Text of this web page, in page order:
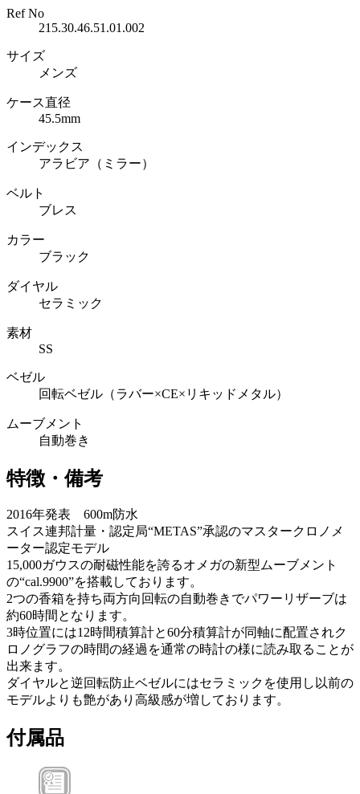
Ref No
215.30.46.51.01.002
サイズ
メンズ
ケース直径
45.5mm
インデックス
アラビア（ミラー）
ベルト
ブレス
カラー
ブラック
ダイヤル
セラミック
素材
SS
ベゼル
回転ベゼル（ラバー×CE×リキッドメタル）
ムーブメント
自動巻き
特徴・備考
2016年発表 600m防水
スイス連邦計量・認定局“METAS”承認のマスタークロノメ
ーター認定モデル
15,000ガウスの耐磁性能を誇るオメガの新型ムーブメント
の“cal.9900”を搭載しております。
2つの香箱を持ち両方向回転の自動巻きでパワーリザーブは
約60時間となります。
3時位置には12時間積算計と60分積算計が同軸に配置されク
ロノグラフの時間の経過を通常の時計の様に読み取ることが
出来ます。
ダイヤルと逆回転防止ベゼルにはセラミックを使用し以前の
モデルよりも艶があり高級感が増しております。
付属品